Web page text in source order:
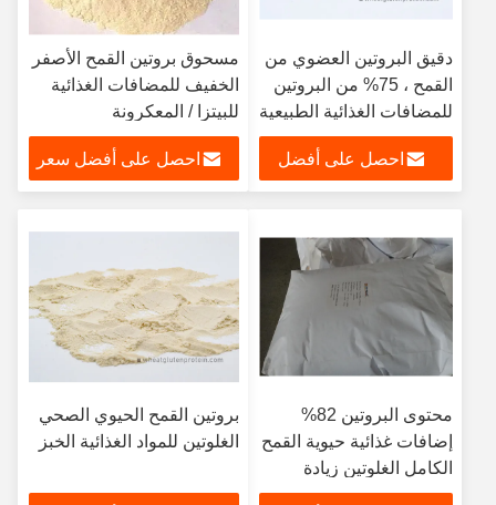
دقيق البروتين العضوي من
القمح ، 75% من البروتين
للمضافات الغذائية الطبيعية
احصل على أفضل
مسحوق بروتين القمح الأصفر
الخفيف للمضافات الغذائية
للبيتزا / المعكرونة
احصل على أفضل سعر
محتوى البروتين 82%
إضافات غذائية حيوية القمح
الكامل الغلوتين زيادة
الصلابة
بروتين القمح الحيوي الصحي
الغلوتين للمواد الغذائية الخبز